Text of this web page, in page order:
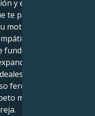
y el hecho de que
te parece correcto
motivación de Libra
de Cáncer un
te inspiran y
espirituales
feroz. Tu alma se
mutuo y un